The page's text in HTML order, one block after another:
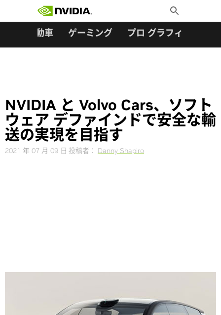
Toggle
Search
自動車 ゲーミング プロ グラフィックス
NVIDIA と Volvo Cars、ソフト
ウェア デファインドで安全な輸
送の実現を目指す
2021 年 07 月 09 日 投稿者： Danny Shapiro